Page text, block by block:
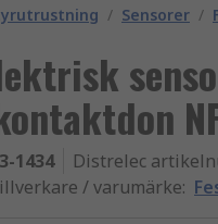
/ Sensorer /
1434 Distrelec
/ varumärke: